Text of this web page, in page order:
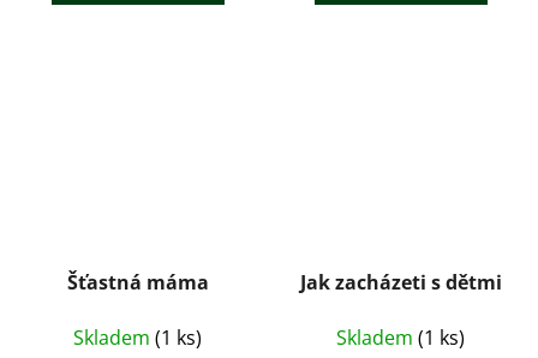
Šťastná máma
Skladem (1 ks)
Jak zacházeti s dětmi
Skladem (1 ks)